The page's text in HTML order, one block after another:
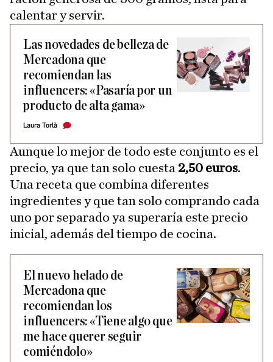
calentar y servir.
Las novedades de belleza de
Mercadona que
recomiendan las
influencers: «Pasaría por un
producto de alta gama»
Laura Torlà
Aunque lo mejor de todo este conjunto es el
precio, ya que tan solo cuesta 2,50 euros.
Una receta que combina diferentes
ingredientes y que tan solo comprando cada
uno por separado ya superaría este precio
inicial, además del tiempo de cocina.
El nuevo helado de
Mercadona que
recomiendan los
influencers: «Tiene algo que
me hace querer seguir
comiéndolo»